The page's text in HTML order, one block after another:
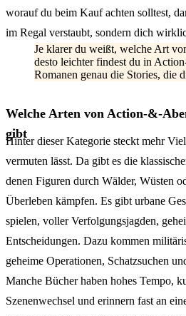
worauf du beim Kauf achten solltest,
im Regal verstaubt, sondern dich
Je klarer du weißt, welche Art
desto leichter findest du in
Romanen genau die Stories, die
Welche Arten von Action-&-
gibt
Hinter dieser Kategorie steckt mehr
vermuten lässt. Da gibt es die
denen Figuren durch Wälder, Wüsten
Überleben kämpfen. Es gibt urbane
spielen, voller Verfolgungsjagden,
Entscheidungen. Dazu kommen
geheime Operationen, Schatzsuchen
Manche Bücher haben hohes Tempo,
Szenenwechsel und erinnern fast an